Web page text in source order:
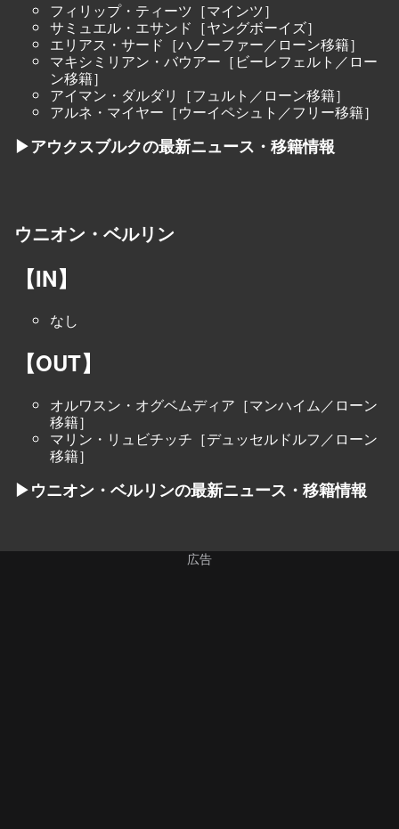
フィリップ・ティーツ［マインツ］
サミュエル・エサンド［ヤングボーイズ］
エリアス・サード［ハノーファー／ローン移籍］
マキシミリアン・バウアー［ビーレフェルト／ロー
ン移籍］
アイマン・ダルダリ［フュルト／ローン移籍］
アルネ・マイヤー［ウーイペシュト／フリー移籍］
▶アウクスブルクの最新ニュース・移籍情報
ウニオン・ベルリン
【IN】
なし
【OUT】
オルワスン・オグベムディア［マンハイム／ローン
移籍］
マリン・リュビチッチ［デュッセルドルフ／ローン
移籍］
▶ウニオン・ベルリンの最新ニュース・移籍情報